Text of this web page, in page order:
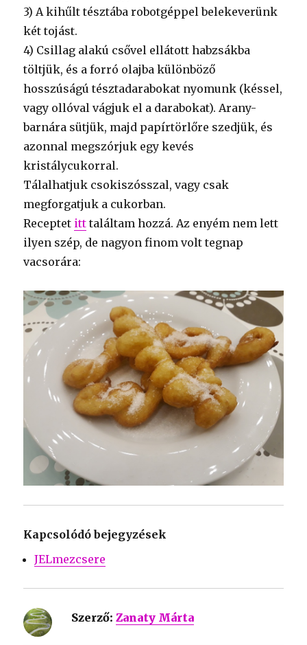
3) A kihűlt tésztába robotgéppel belekeverünk
két tojást.
4) Csillag alakú csővel ellátott habzsákba
töltjük, és a forró olajba különböző
hosszúságú tésztadarabokat nyomunk (késsel,
vagy ollóval vágjuk el a darabokat). Arany-
barnára sütjük, majd papírtörlőre szedjük, és
azonnal megszórjuk egy kevés
kristálycukorral.
Tálalhatjuk csokiszósszal, vagy csak
megforgatjuk a cukorban.
Receptet itt találtam hozzá. Az enyém nem lett
ilyen szép, de nagyon finom volt tegnap
vacsorára:
Kapcsolódó bejegyzések
JELmezcsere
Szerző: Zanaty Márta